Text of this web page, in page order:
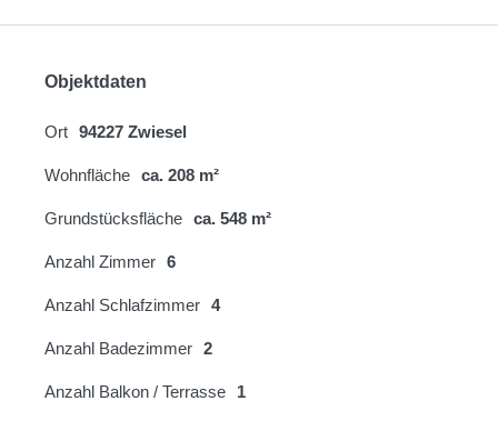
Objektdaten
Ort 94227 Zwiesel
Wohnfläche ca. 208 m²
Grundstücksfläche ca. 548 m²
Anzahl Zimmer 6
Anzahl Schlafzimmer 4
Anzahl Badezimmer 2
Anzahl Balkon / Terrasse 1